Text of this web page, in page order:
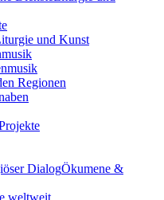
und Kunst
Regionen
Ökumene &
weltweit